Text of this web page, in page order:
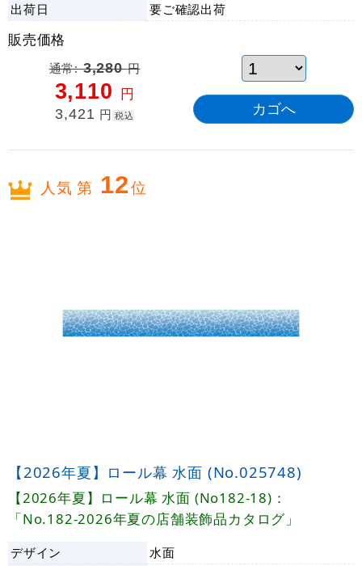
出荷日 要ご確認出荷
販売価格
通常:3,280円
3,110 円
3,421 円 税込
人気 第 12位
【2026年夏】ロール幕 水面 (No.025748)
【2026年夏】ロール幕 水面 (No182-18)：
「No.182-2026年夏の店舗装飾品カタログ」
デザイン
水面